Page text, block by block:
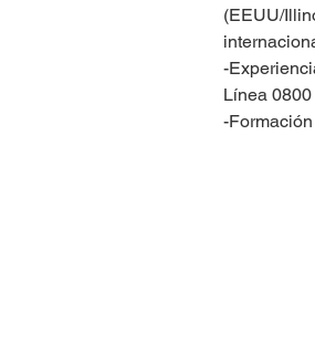
(EEUU/
-
Línea
-